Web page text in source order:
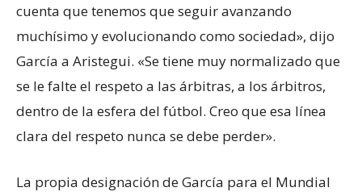
cuenta que tenemos que seguir avanzando
muchísimo y evolucionando como sociedad», dijo
García a Aristegui. «Se tiene muy normalizado que
se le falte el respeto a las árbitras, a los árbitros,
dentro de la esfera del fútbol. Creo que esa línea
clara del respeto nunca se debe perder».
La propia designación de García para el Mundial